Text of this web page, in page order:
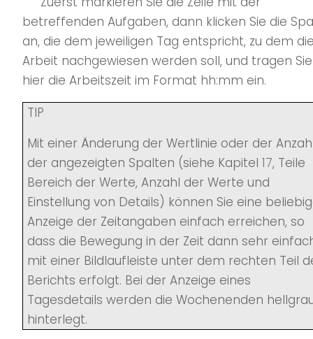
betreffenden Aufgaben, dann klicken Sie die
an, die dem jeweiligen Tag entspricht, zu dem
Arbeit nachgewiesen werden soll, und tragen Sie
hier die Arbeitszeit im Format hh:mm ein.
TIP
Mit einer Änderung der Wertlinie oder der
der angezeigten Spalten (siehe Kapitel 17, Teile
Bereich der Werte, Anzahl der Werte und
Einstellung von Details) können Sie eine
Anzeige der Zeitangaben einfach erreichen, so
dass die Bewegung in der Zeit dann sehr
mit einer Bildlaufleiste unter dem rechten Teil
Berichts erfolgt. Bei der Anzeige eines
Tagesdetails werden die Wochenenden
hinterlegt.